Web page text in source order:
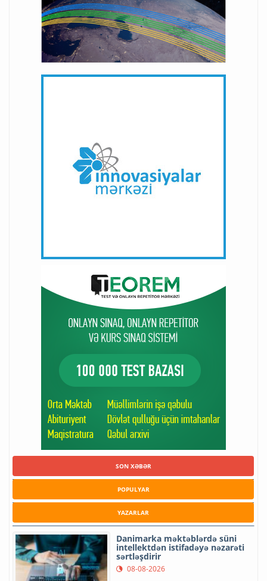
SON XƏBƏR
POPULYAR
YAZARLAR
Danimarka məktəblərdə süni
intellektdən istifadəyə nəzarəti
sərtləşdirir
08-08-2026